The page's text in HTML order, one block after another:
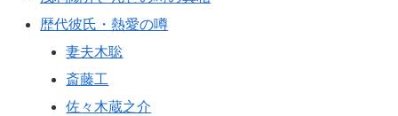
歴代彼氏・熱愛の噂
妻夫木聡
斎藤工
佐々木蔵之介